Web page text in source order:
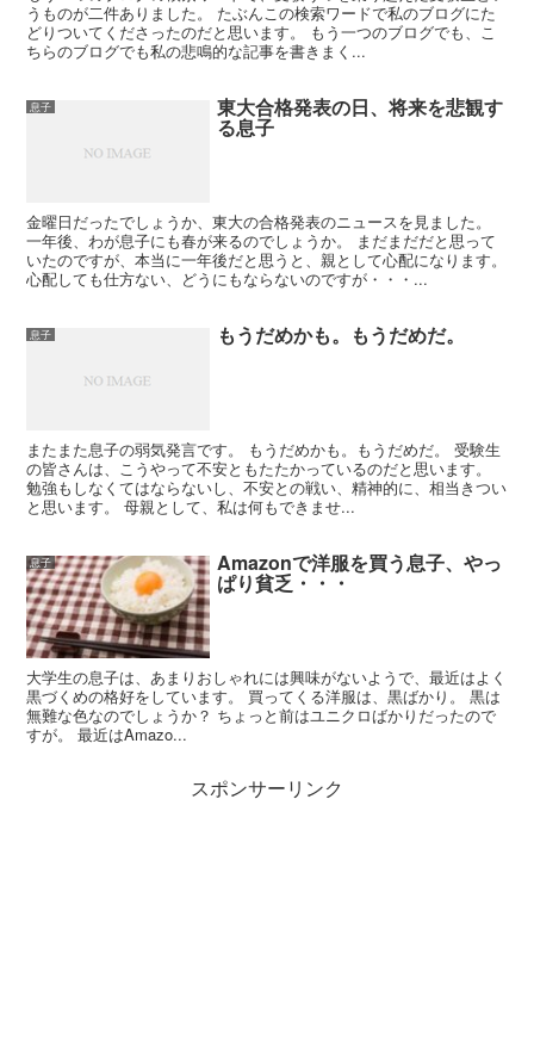
うものが二件ありました。 たぶんこの検索ワードで私のブログにた
どりついてくださったのだと思います。 もう一つのブログでも、こ
ちらのブログでも私の悲鳴的な記事を書きまく...
息子 東大合格発表の日、将来を悲観す
る息子
金曜日だったでしょうか、東大の合格発表のニュースを見ました。
一年後、わが息子にも春が来るのでしょうか。 まだまだだと思って
いたのですが、本当に一年後だと思うと、親として心配になります。
心配しても仕方ない、どうにもならないのですが・・・...
息子 もうだめかも。もうだめだ。
またまた息子の弱気発言です。 もうだめかも。もうだめだ。 受験生
の皆さんは、こうやって不安ともたたかっているのだと思います。
勉強もしなくてはならないし、不安との戦い、精神的に、相当きつい
と思います。 母親として、私は何もできませ...
息子 Amazonで洋服を買う息子、やっ
ぱり貧乏・・・
大学生の息子は、あまりおしゃれには興味がないようで、最近はよく
黒づくめの格好をしています。 買ってくる洋服は、黒ばかり。 黒は
無難な色なのでしょうか？ ちょっと前はユニクロばかりだったので
すが。 最近はAmazo...
スポンサーリンク